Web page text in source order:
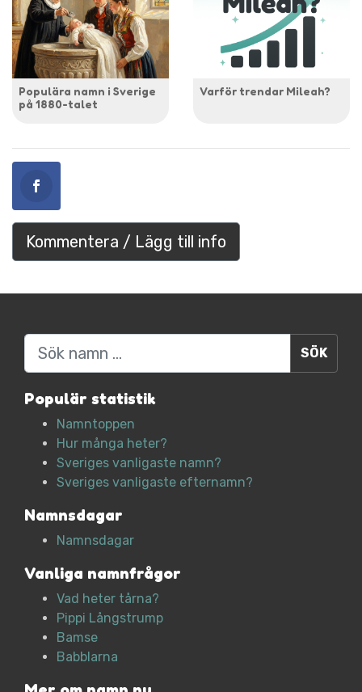
Populära namn i Sverige
på 1880-talet
Varför trendar Mileah?
Kommentera / Lägg till info
Sök
Populär statistik
Namntoppen
Hur många heter?
Sveriges vanligaste namn?
Sveriges vanligaste efternamn?
Namnsdagar
Namnsdagar
Vanliga namnfrågor
Vad heter tårna?
Pippi Långstrump
Bamse
Babblarna